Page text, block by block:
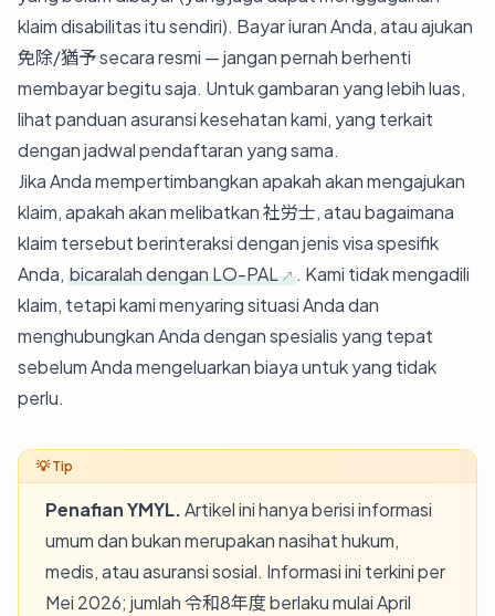
klaim disabilitas itu sendiri). Bayar iuran Anda, atau ajukan
免除/猶予 secara resmi — jangan pernah berhenti
membayar begitu saja. Untuk gambaran yang lebih luas,
lihatpanduan asuransi kesehatan kami, yang terkait
dengan jadwal pendaftaran yang sama.
Jika Anda mempertimbangkan apakah akan mengajukan
klaim, apakah akan melibatkan 社労士, atau bagaimana
klaim tersebut berinteraksi dengan jenis visa spesifik
Anda, bicaralah dengan LO-PAL
. Kami tidak mengadili
klaim, tetapi kami menyaring situasi Anda dan
menghubungkan Anda dengan spesialis yang tepat
sebelum Anda mengeluarkan biaya untuk yang tidak
perlu.
Penafian YMYL.Artikel ini hanya berisi informasi
umum dan bukan merupakan nasihat hukum,
medis, atau asuransi sosial. Informasi ini terkini per
Mei 2026; jumlah 令和8年度 berlaku mulai April